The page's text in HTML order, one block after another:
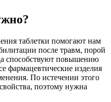
таблетки помогают нам
после травм, порой
способствуют повышению
фармацевтические изделия
По истечении этого
поэтому нужна